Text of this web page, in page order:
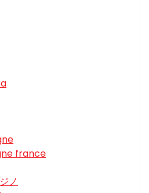
france
ノ